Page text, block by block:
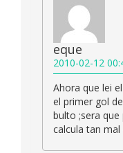
eque
2010-02-12
Ahora que lei
el primer gol
bulto ;sera
calcula tan